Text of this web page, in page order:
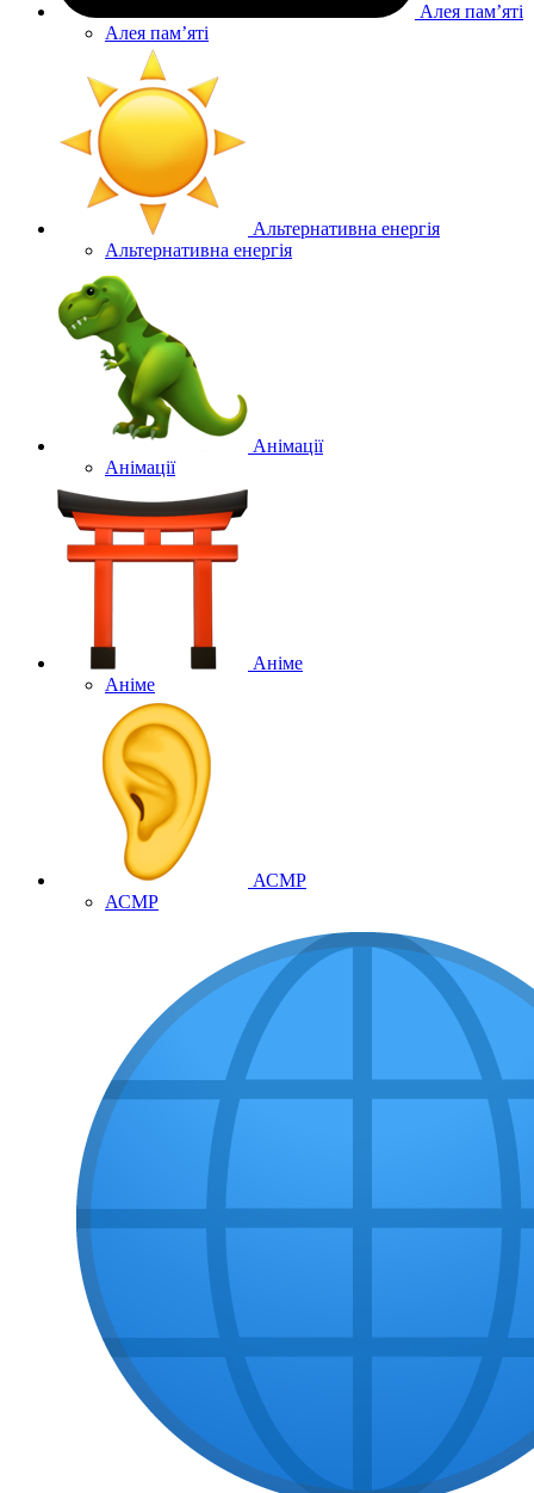
Алея памʼяті
Алея памʼяті
Альтернативна енергія
Альтернативна енергія
Анімації
Анімації
Аніме
Аніме
АСМР
АСМР